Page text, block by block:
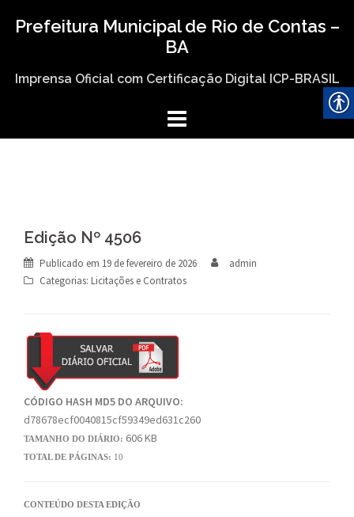
Prefeitura Municipal de Rio de Contas –
BA
Imprensa Oficial com Certificação Digital ICP-BRASIL
Edição Nº 4506
Publicado em 19 de fevereiro de 2026
admin
Categorias: Licitações e Contratos
CÓDIGO HASH MD5 DO ARQUIVO:
d78678ecf0040815cf59349ed631c260
TAMANHO DO DIÁRIO: 606 KB
TOTAL DE PÁGINAS: 10
CONTEÚDO DESTA EDIÇÃO